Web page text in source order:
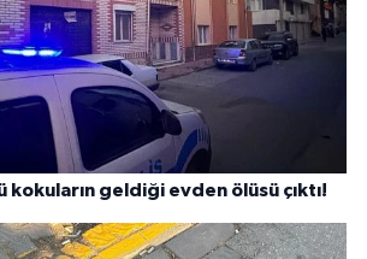
kokuların geldiği evden ölüsü çıktı!